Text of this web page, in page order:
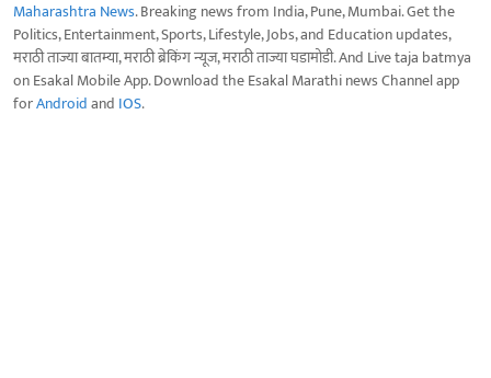
Maharashtra News. Breaking news from India, Pune, Mumbai. Get the
Politics, Entertainment, Sports, Lifestyle, Jobs, and Education updates,
मराठी ताज्या बातम्या, मराठी ब्रेकिंग न्यूज, मराठी ताज्या घडामोडी. And Live taja batmya
on Esakal Mobile App. Download the Esakal Marathi news Channel app
forAndroidand IOS.